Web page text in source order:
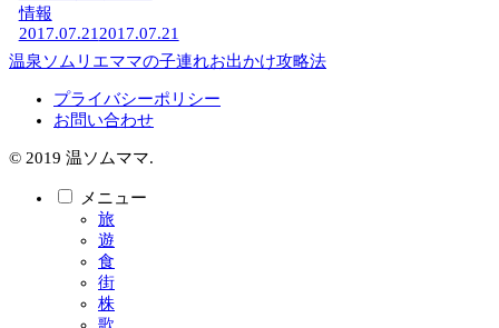
情報
2017.07.212017.07.21
温泉ソムリエママの子連れお出かけ攻略法
プライバシーポリシー
お問い合わせ
© 2019 温ソムママ.
メニュー
旅
遊
食
街
株